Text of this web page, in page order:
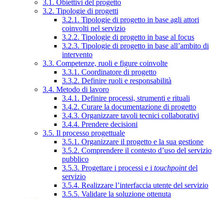
3.1. Obiettivi del progetto
3.2. Tipologie di progetti
3.2.1. Tipologie di progetto in base agli attori
coinvolti nel servizio
3.2.2. Tipologie di progetto in base al focus
3.2.3. Tipologie di progetto in base all’ambito di
intervento
3.3. Competenze, ruoli e figure coinvolte
3.3.1. Coordinatore di progetto
3.3.2. Definire ruoli e responsabilità
3.4. Metodo di lavoro
3.4.1. Definire processi, strumenti e rituali
3.4.2. Curare la documentazione di progetto
3.4.3. Organizzare tavoli tecnici collaborativi
3.4.4. Prendere decisioni
3.5. Il processo progettuale
3.5.1. Organizzare il progetto e la sua gestione
3.5.2. Comprendere il contesto d’uso del servizio
pubblico
3.5.3. Progettare i processi e i touchpointdel
servizio
3.5.4. Realizzare l’interfaccia utente del servizio
3.5.5. Validare la soluzione ottenuta